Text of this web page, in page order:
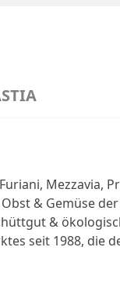
Mezzavia,
& Gemüse
&
seit 1988, die